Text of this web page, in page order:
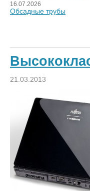
16.07.2026
Обсадные трубы
21.03.2013